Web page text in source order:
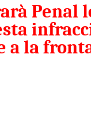
la